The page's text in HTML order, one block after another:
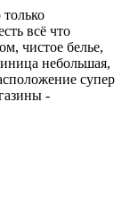
всё что
чистое белье,
небольшая,
супер
-